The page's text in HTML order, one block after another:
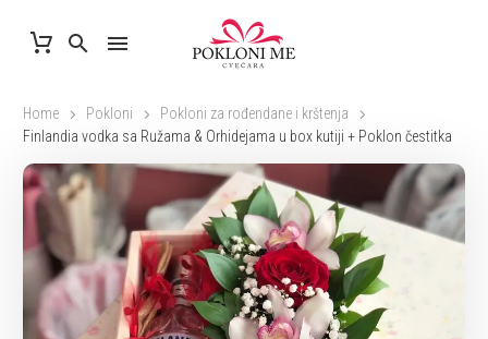
Home Pokloni
Pokloni za rođendane i krštenja
Finlandia vodka sa Ružama & Orhidejama u box kutiji + Poklon čestitka